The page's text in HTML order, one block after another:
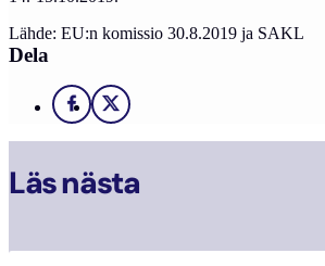
Lähde: EU:n komissio 30.8.2019 ja SAKL
Dela
Facebook
X
Läs nästa